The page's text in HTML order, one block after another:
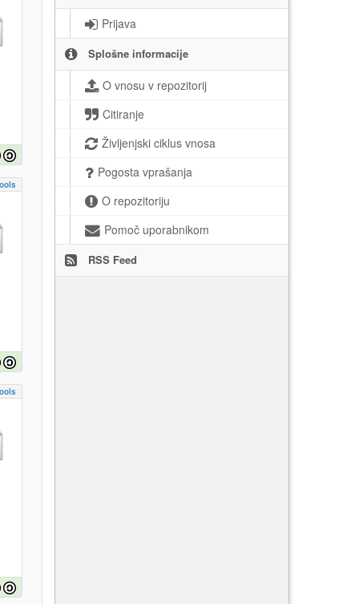
Prijava
Splošne informacije
O vnosu v repozitorij
Citiranje
Življenjski ciklus vnosa
Pogosta vprašanja
O repozitoriju
Pomoč uporabnikom
RSS Feed